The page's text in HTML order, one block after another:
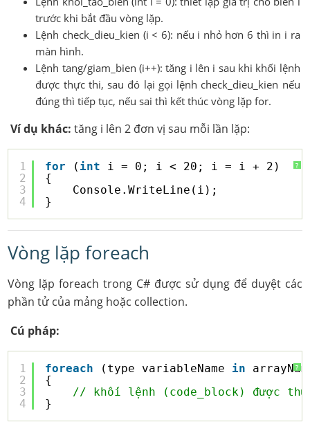
trước khi bắt đầu vòng lặp.
Lệnh check_dieu_kien (i < 6): nếu i nhỏ hơn 6 thì in i ra
màn hình.
Lệnh tang/giam_bien (i++): tăng i lên i sau khi khối lệnh
được thực thi, sau đó lại gọi lệnh check_dieu_kien nếu
đúng thì tiếp tục, nếu sai thì kết thúc vòng lặp for.
Ví dụ khác: tăng i lên 2 đơn vị sau mỗi lần lặp:
?
1
2
3
4
for ( int
i = 0; i < 20; i = i + 2)
{
Console.WriteLine(i);
}
Vòng lặp foreach
Vòng lặp foreach trong C# được sử dụng để duyệt các
phần tử của mảng hoặc collection.
Cú pháp:
?
1
2
3
4
foreach (type variableName in
{
// khối lệnh (code_block) được
}